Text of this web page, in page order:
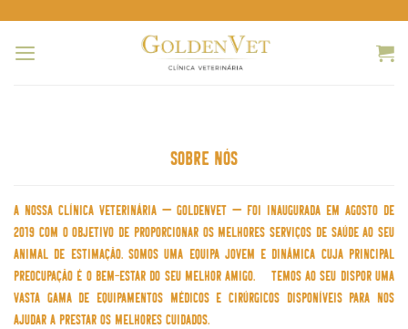
content
SOBRE NÓS
A nossa clínica veterinária – GoldenVet – foi inaugurada em Agosto de
2019 com o objetivo de proporcionar os melhores serviços de saúde ao seu
animal de estimação. Somos uma equipa jovem e dinâmica cuja principal
preocupação é o bem-estar do seu melhor amigo. Temos ao seu dispor uma
vasta gama de equipamentos médicos e cirúrgicos disponíveis para nos
ajudar a prestar os melhores cuidados.